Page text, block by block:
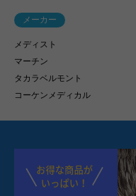
メーカー
メディスト
マーチン
タカラベルモント
コーケンメディカル